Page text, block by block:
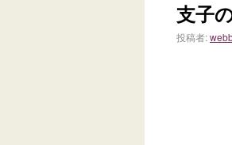
支子
投稿者: